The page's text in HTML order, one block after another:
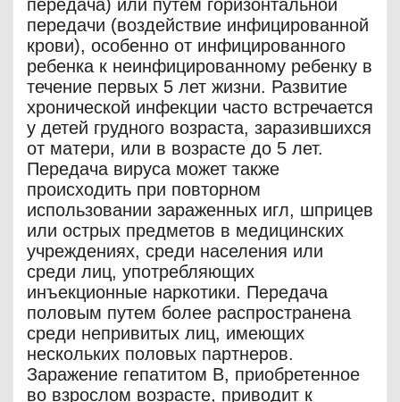
передача) или путем горизонтальной
передачи (воздействие инфицированной
крови), особенно от инфицированного
ребенка к неинфицированному ребенку в
течение первых 5 лет жизни. Развитие
хронической инфекции часто встречается
у детей грудного возраста, заразившихся
от матери, или в возрасте до 5 лет.
Передача вируса может также
происходить при повторном
использовании зараженных игл, шприцев
или острых предметов в медицинских
учреждениях, среди населения или
среди лиц, употребляющих
инъекционные наркотики. Передача
половым путем более распространена
среди непривитых лиц, имеющих
нескольких половых партнеров.
Заражение гепатитом В, приобретенное
во взрослом возрасте, приводит к